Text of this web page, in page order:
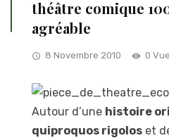
théâtre comique
agréable
8 Novembre 2010 0 Vue
Autour d’une histoire
quiproquos rigolos et